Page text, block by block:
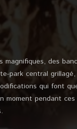
des
park central
qui font
moment pendant